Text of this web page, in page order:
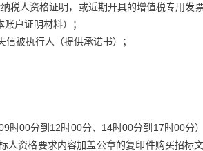
税人资格证明，或近期开具的增值税专用发
户证明材料）；
被执行人（提供承诺书）；
00分到12时00分、14时00分到17时00分
资格要求内容加盖公章的复印件购买招标